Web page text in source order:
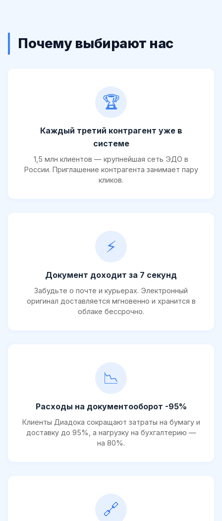
Почему выбирают нас
🏆
Каждый третий контрагент уже в
системе
1,5 млн клиентов — крупнейшая сеть ЭДО в
России. Приглашение контрагента занимает пару
кликов.
⚡
Документ доходит за 7 секунд
Забудьте о почте и курьерах. Электронный
оригинал доставляется мгновенно и хранится в
облаке бессрочно.
📉
Расходы на документооборот -95%
Клиенты Диадока сокращают затраты на бумагу и
доставку до 95%, а нагрузку на бухгалтерию —
на 80%.
🔗